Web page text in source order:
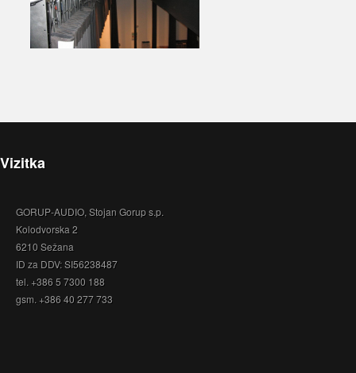
Vizitka
GORUP-AUDIO, Stojan Gorup s.p.
Kolodvorska 2
6210 Sežana
ID za DDV: SI56238487
tel. +386 5 7300 188
gsm. +386 40 277 733